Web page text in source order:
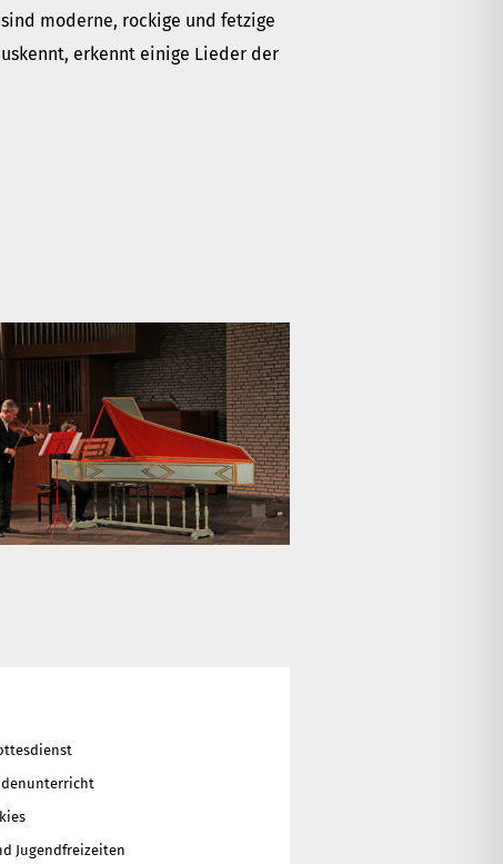
moderne, rockige und fetzige
erkennt einige Lieder der
Jugendfreizeiten